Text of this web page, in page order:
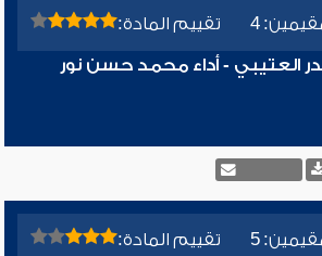
4 تقييم المادة:
العتيبي - أداء محمد حسن نور
5 تقييم المادة: